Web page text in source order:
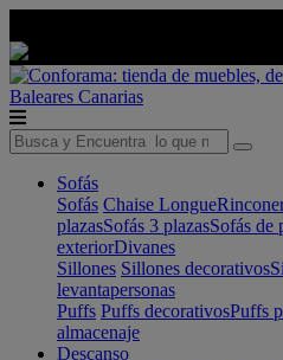
Baleares Canarias
Sofás
Sofás Chaise Longue
plazasSofás 3 plazasSofás de
exteriorDivanes
Sillones Sillones decorativos
levantapersonas
Puffs Puffs decorativosPuffs
almacenaje
Descanso